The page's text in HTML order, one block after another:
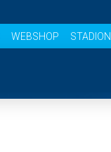
WEBSHOP STADION